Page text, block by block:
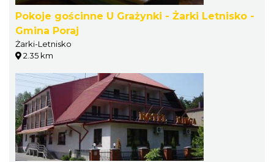
Pokoje gościnne U Grażynki - Żarki Letnisko -
Gmina Poraj
Żarki-Letnisko
2.35 km